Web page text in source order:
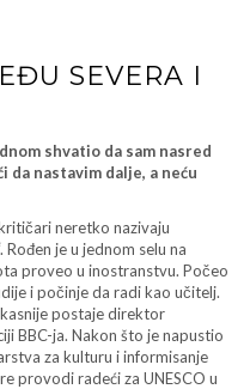
SEVERA I
shvatio da sam nasred
da nastavim dalje, a neću
neretko nazivaju
je u jednom selu na
proveo u inostranstvu. Počeo
i počinje da radi kao učitelj.
postaje direktor
BBC-ja. Nakon što je napustio
za kulturu i informisanje
provodi radeći za UNESCO u